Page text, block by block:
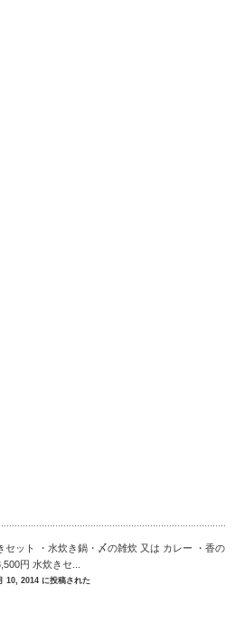
セット ・水炊き鍋・〆の雑炊 又は カレー ・香の
円 水炊きセ...
10, 2014 に投稿された